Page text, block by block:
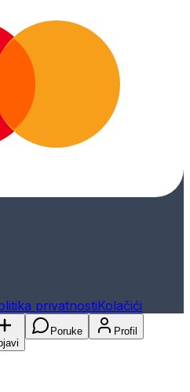
privatnostiKolačići
Poruke Profil